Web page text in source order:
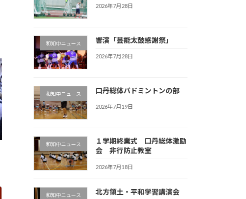
2026年7月28日
和知中ニュース 響演「芸能太鼓感謝祭」
2026年7月28日
和知中ニュース 口丹総体バドミントンの部
2026年7月19日
和知中ニュース
１学期終業式 口丹総体激励
会 非行防止教室
2026年7月18日
和知中ニュース 北方領土・平和学習講演会